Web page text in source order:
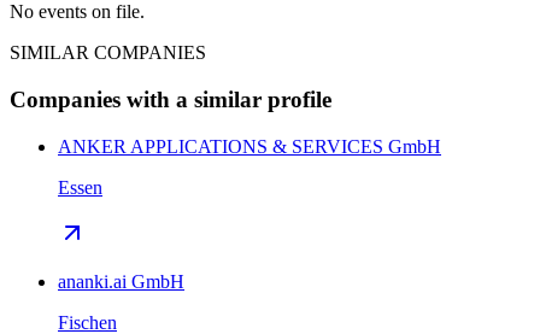
No events on file.
SIMILAR COMPANIES
Companies with a similar profile
ANKER APPLICATIONS & SERVICES GmbH
Essen
ananki.ai GmbH
Fischen